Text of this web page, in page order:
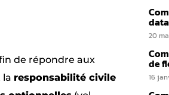
de répondre aux
la responsabilité civile
20
de
16